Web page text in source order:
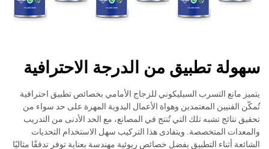
سهولة تطبيق من الدرجة الاحترافية
يتميز مانع التسرب السيليكوني للزجاج الأمامي بخصائص تطبيق احترافية
تُمكّن الفنيين المعتمدين وهواة الأعمال اليدوية المهرة على حد سواء من
تحقيق نتائج تشبه تلك التي تُنتج في المصانع، مع الحد الأدنى من التدريب
والمعدات المتخصصة. ويتفادى هذا التركيب سهل الاستخدام التحديات
الشائعة أثناء التطبيق بفضل خصائص ريوئية مهندسة بعناية توفر تدفقًا مثاليًا